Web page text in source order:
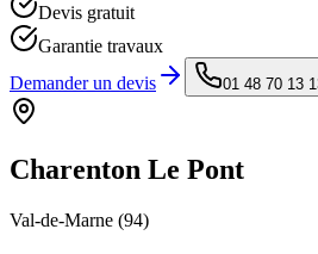
Devis gratuit
Garantie travaux
Demander un devis
01 48 70 13
Charenton Le Pont
Val-de-Marne (94)